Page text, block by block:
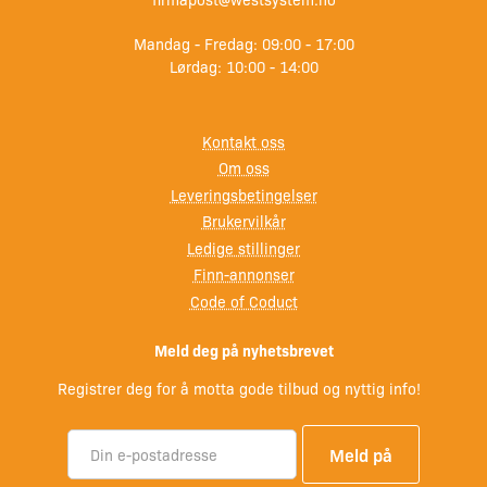
73 cm
2 mm
30 hk
Kontrollkabel lenge 180cm
Styrekabel lengde 240 cm
Mandag - Fredag: 09:00 - 17:00
Lørdag: 10:00 - 14:00
Kontakt oss
Om oss
Leveringsbetingelser
Brukervilkår
Ledige stillinger
Finn-annonser
Code of Coduct
Meld deg på nyhetsbrevet
Registrer deg for å motta gode tilbud og nyttig info!